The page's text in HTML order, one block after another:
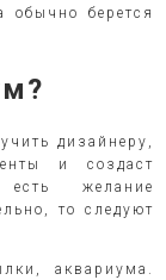
обычно берется
дизайнеру,
и создаст
желание
то следуют
аквариума.